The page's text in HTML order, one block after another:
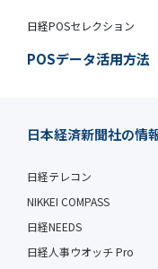
日経POSセレクション
POSデータ活用方法
日本経済新聞社の情
日経テレコン
NIKKEI COMPASS
日経NEEDS
日経人事ウオッチ Pro